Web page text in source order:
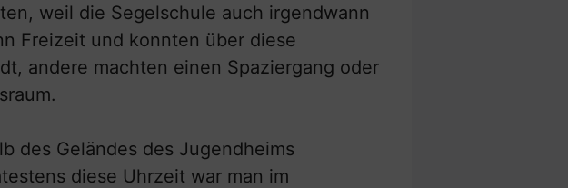
weil die Segelschule auch irgendwann
Freizeit und konnten über diese
andere machten einen Spaziergang oder
des Geländes des Jugendheims
diese Uhrzeit war man im